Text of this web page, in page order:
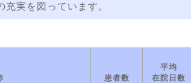
実を図っています。
患者数
平均
在院日数